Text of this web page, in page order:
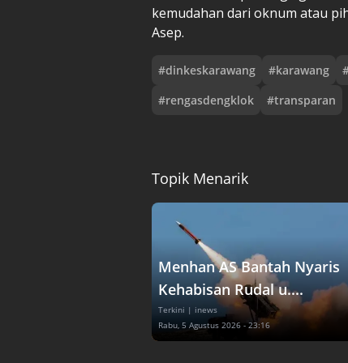
kemudahan dari oknum atau
Asep.
#dinkeskarawang #karawang
#rengasdengklok #transparan
Topik Menarik
Menhan AS Bantah Nyaris
Kehabisan Rudal u....
Terkini | inews
Rabu, 5 Agustus 2026 - 23:16